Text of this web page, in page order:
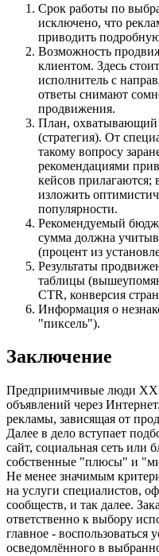
Срок работы по
исключено, что
приводить
Возможность
клиентом. Здесь
исполнитель с
ответы снимают
продвижения.
План, охватывающий
(стратегия). От
такому вопросу
рекомендациями
кейсов прилагаются;
изложить
популярности.
Рекомендуемый
сумма должна
(процент из
Результаты
таблицы
CTR, конверсия
Информация о
"пиксель").
Заключение
Предприимчивые люди XXI
объявлений через
рекламы, зависящая от
Далее в дело вступает
сайт, социальная сеть или
собственные "плюсы" и
Не менее значимым
на услуги специалистов,
сообществ, и так далее.
ответственно к выбору
главное - воспользоваться
осведомлённого в